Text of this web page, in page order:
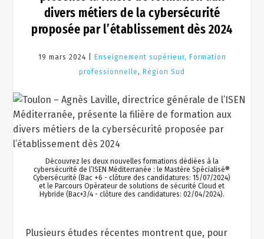
divers métiers de la cybersécurité
proposée par l’établissement dès 2024
19 mars 2024 |
Enseignement supérieur, Formation
professionnelle , Région Sud
Découvrez les deux nouvelles formations dédiées à la
cybersécurité de l’ISEN Méditerranée : le Mastère Spécialisé®
Cybersécurité (Bac +6 - clôture des candidatures: 15/07/2024)
et le Parcours Opérateur de solutions de sécurité Cloud et
Hybride (Bac+3/4 - clôture des candidatures: 02/04/2024).
Plusieurs études récentes montrent que, pour